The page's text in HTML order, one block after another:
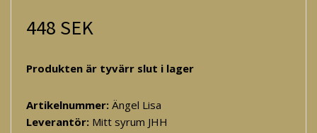
448 SEK
Produkten är tyvärr slut i lager
Artikelnummer: Ängel Lisa
Leverantör: Mitt syrum JHH